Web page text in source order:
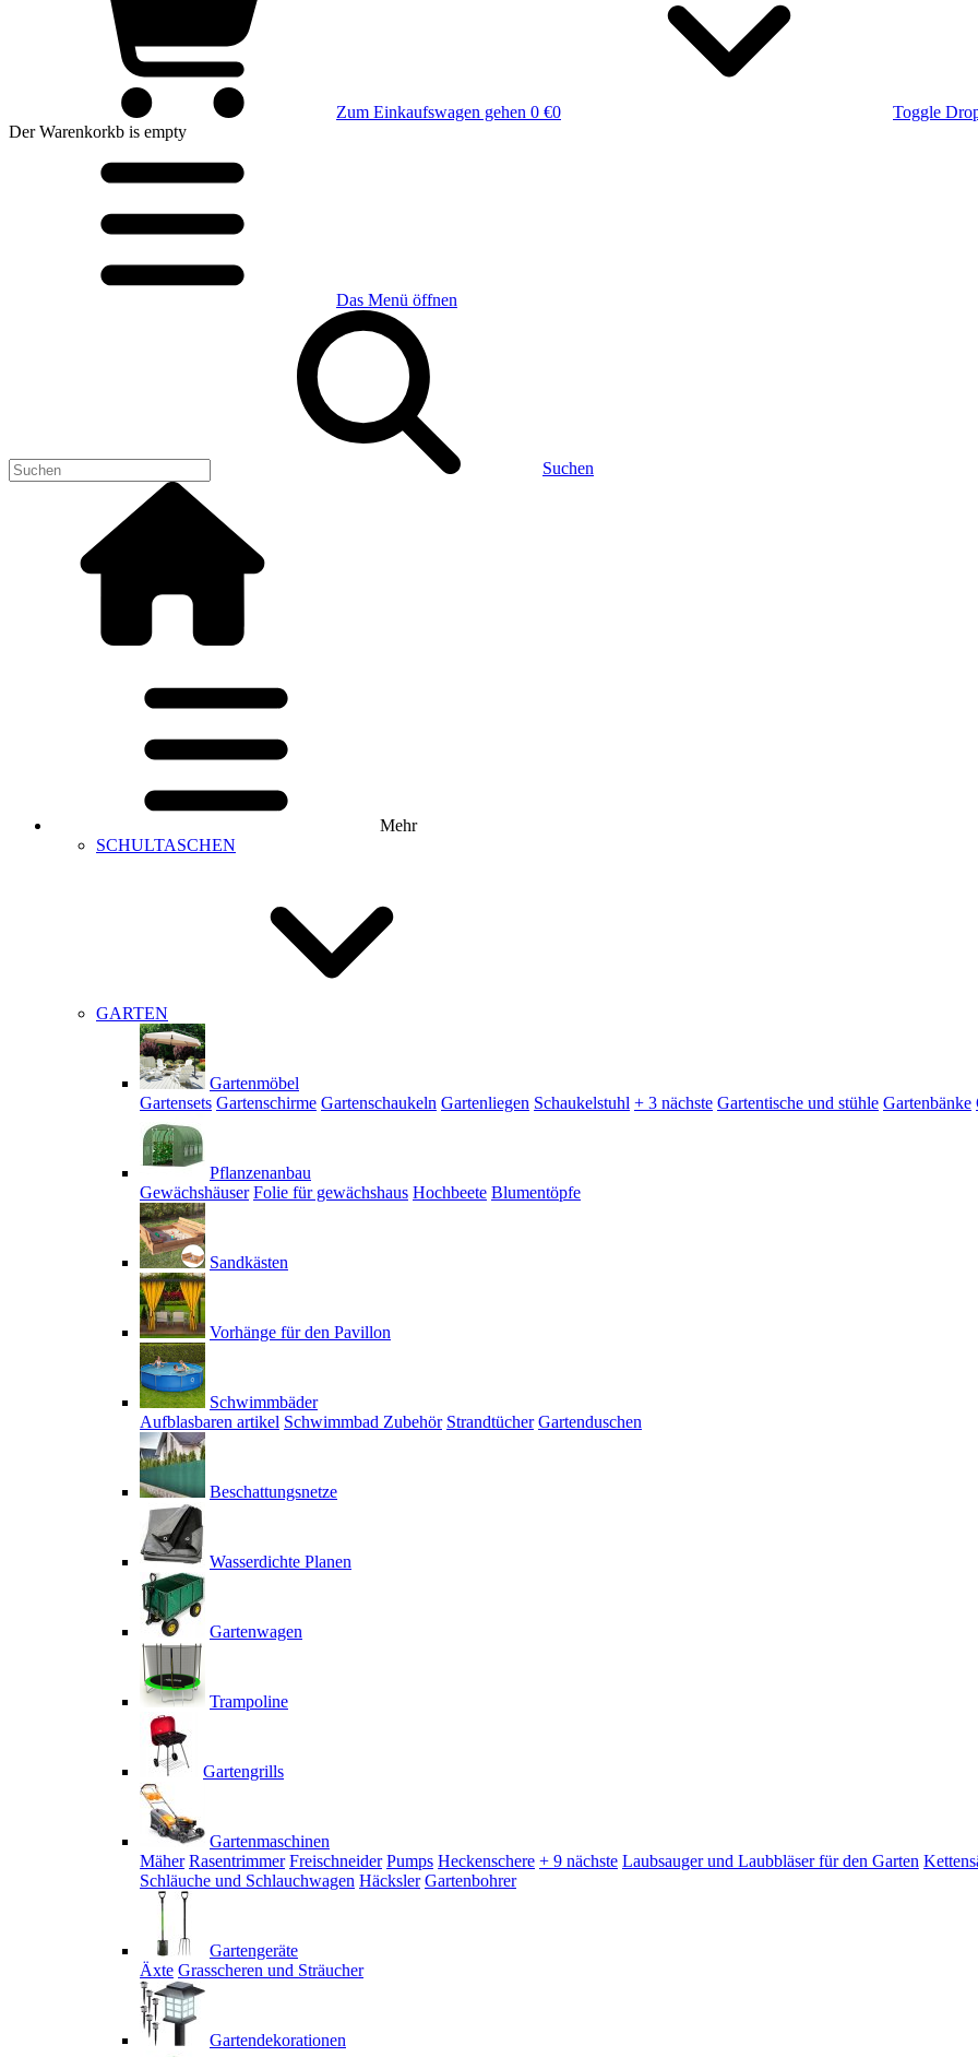
Zum Einkaufswagen gehen 0 €0
Toggle
Der Warenkorkb is empty
Das Menü öffnen
Suchen
Mehr
SCHULTASCHEN
GARTEN
Gartenmöbel
Gartensets Gartenschirme Gartenschaukeln Gartenliegen Schaukelstuhl + 3 nächste Gartentische und stühle Gartenbänke
Pflanzenanbau
Gewächshäuser Folie für gewächshaus Hochbeete Blumentöpfe
Sandkästen
Vorhänge für den Pavillon
Schwimmbäder
Aufblasbaren artikel Schwimmbad Zubehör Strandtücher Gartenduschen
Beschattungsnetze
Wasserdichte Planen
Gartenwagen
Trampoline
Gartengrills
Gartenmaschinen
Mäher Rasentrimmer Freischneider Pumps Heckenschere + 9 nächste Laubsauger und Laubbläser für den Garten
Schläuche und Schlauchwagen Häcksler Gartenbohrer
Gartengeräte
Äxte Grasscheren und Sträucher
Gartendekorationen